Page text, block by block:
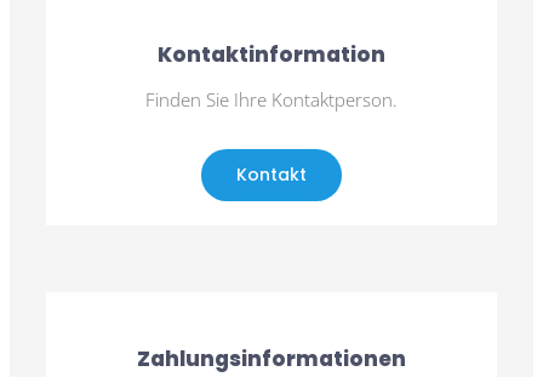
Kontaktinformation
Finden Sie Ihre Kontaktperson.
Kontakt
Zahlungsinformationen